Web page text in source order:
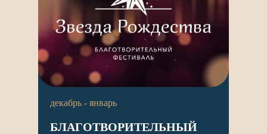
декабрь - январь
БЛАГОТВОРИТЕЛЬНЫЙ